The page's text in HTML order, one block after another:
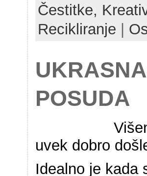
Čestitke,
Recikliranje
POSUDA
uvek dobro
Idealno je kada